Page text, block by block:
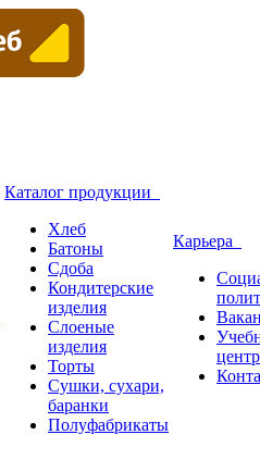
Каталог продукции
Хлеб
Батоны
Сдоба
Кондитерские
изделия
Слоеные
изделия
Торты
Сушки, сухари,
баранки
Полуфабрикаты
Карьера
центр